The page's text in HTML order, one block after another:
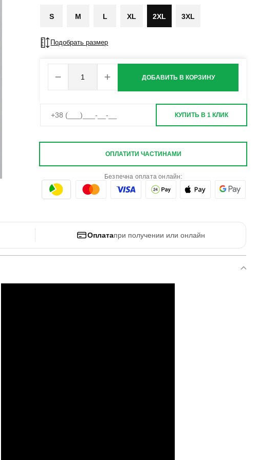
S M L XL 2XL 3XL
Подобрать размер
ДОБАВИТЬ В КОРЗИНУ
КУПИТЬ В 1 КЛИК
ОПЛАТИТИ ЧАСТИНАМИ
Безпечна оплата онлайн:
Оплатапри получении или онлайн